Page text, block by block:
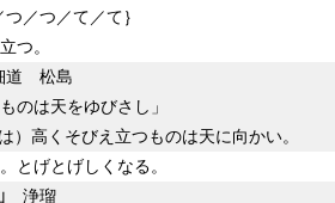
つ／つ／て／て｝
つ。
道 松島
のは天をゆびさし」
）高くそびえ立つものは天に向かい。
とげとげしくなる。
浄瑠